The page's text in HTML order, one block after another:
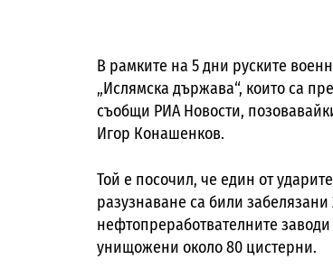
В рамките на 5 дни руските
„Ислямска държава“, които са
съобщи РИА Новости,
Игор Конашенков.
Той е посочил, че един от
разузнаване са били
нефтопреработвателните
унищожени около 80 цистерни.